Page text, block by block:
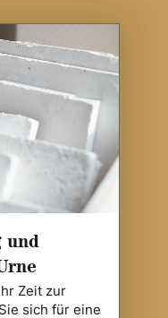
und
Zeit zur
sich für eine